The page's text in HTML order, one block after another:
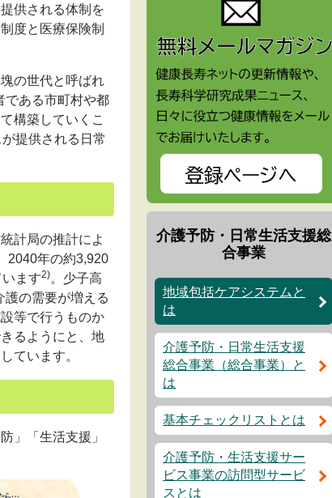
供される体制を
度と医療保険制
の世代と呼ばれ
である市町村や都
構築していくこ
提供される日常
計局の推計によ
2040年の約3,920
ます2)。少子高
の需要が増える
等で行うものか
るようにと、地
ています。
」「生活支援」
介護予防・日常生活支援総
合事業
地域包括ケアシステムと
は
介護予防・日常生活支援
総合事業（総合事業）と
は
基本チェックリストとは
介護予防・生活支援サー
ビス事業の訪問型サービ
スとは